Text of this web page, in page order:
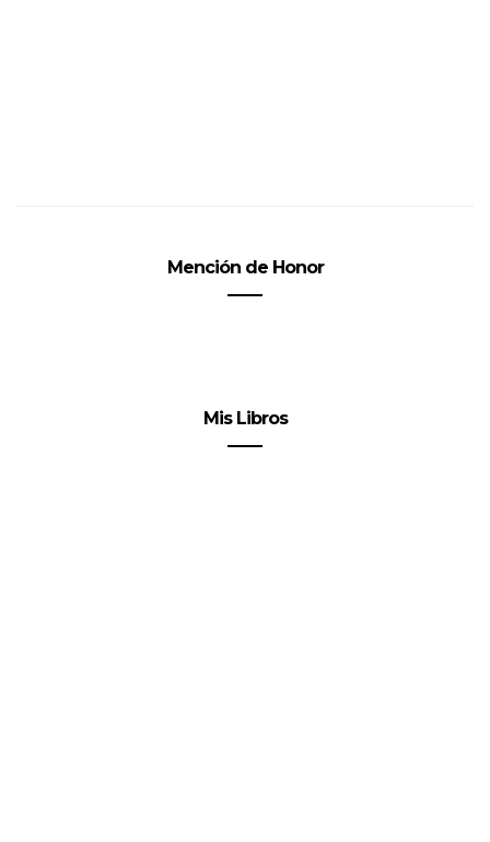
Mención de Honor
Mis Libros